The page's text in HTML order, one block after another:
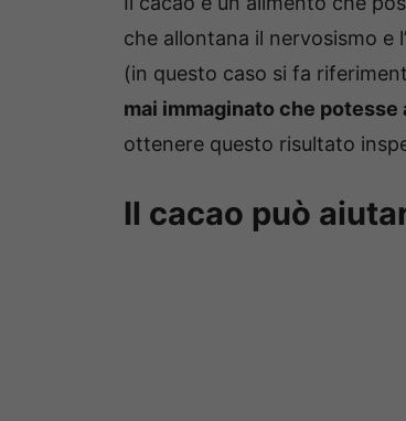
che allontana il nervosismo e
(in questo caso si fa
mai immaginato che potesse
ottenere questo risultato
Il cacao può